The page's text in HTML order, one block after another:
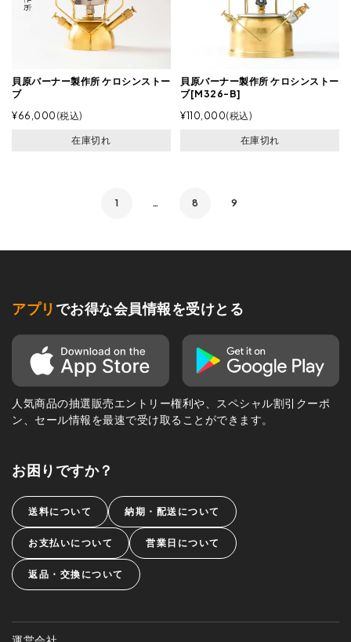
貝原バーナー製作所 ケロシンストー
ブ
¥66,000 税込
在庫切れ
貝原バーナー製作所 ケロシンストー
ブ[M326-B]
¥110,000 税込
在庫切れ
1 … 8 9
アプリ でお得な会員情報を受けとる
人気商品の抽選販売エントリー権利や、スペシャル割引クーポ
ン、セール情報を最速で受け取ることができます。
お困りですか？
送料について 納期・配送について
お支払いについて 営業日について
返品・交換について